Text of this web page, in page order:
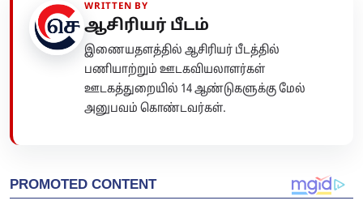
WRITTEN BY
ஆசிரியர் பீடம்
இணையதளத்தில் ஆசிரியர் பீடத்தில்
பணியாற்றும் ஊடகவியலாளர்கள்
ஊடகத்துறையில் 14 ஆண்டுகளுக்கு மேல்
அனுபவம் கொண்டவர்கள்.